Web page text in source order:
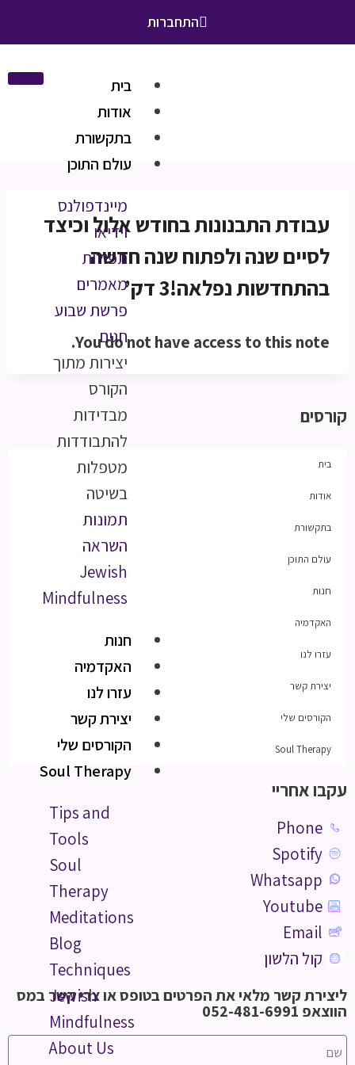
התחברות
בית
אודות
בתקשורת
עולם התוכן
מיינדפולנס
וידיאו
תפילות
מאמרים
פרשת שבוע
חגים
יצירות מתוך
הקורס
מבדידות
להתבודדות
מטפלות
בשיטה
תמונות
השראה
Jewish
Mindfulness
חנות
האקדמיה
עזרו לנו
יצירת קשר
הקורסים שלי
Soul Therapy
Tips and
Tools
Soul
Therapy
Meditations
Blog
Techniques
Jewish
Mindfulness
About Us
עבודת התבנונות בחודש אלול וכיצד
לסיים שנה ולפתוח שנה חדשה
בהתחדשות נפלאה!3 דק’
You do not have access to this note.
קורסים
בית
אודות
בתקשורת
עולם התוכן
חנות
האקדמיה
עזרו לנו
יצירת קשר
הקורסים שלי
Soul Therapy
עקבו אחריי
Phone
Spotify
Whatsapp
Youtube
Email
קול הלשון
ליצירת קשר מלאי את הפרטים בטופס או צרי קשר במס
הווצאפ 052-481-6991